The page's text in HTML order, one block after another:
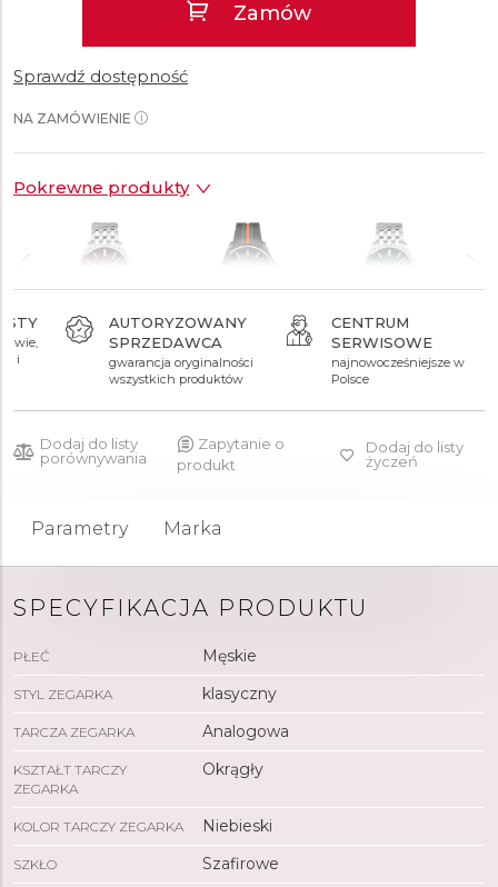
Zamów
Sprawdź dostępność
NA ZAMÓWIENIE
Pokrewne produkty
9 160 zł 9 160 zł 9 200 zł
AUTORYZOWANY
SPRZEDAWCA
gwarancja oryginalności
wszystkich produktów
CENTRUM
SERWISOWE
najnowocześniejsze w
Dodaj do listy
porównywania
Zapytanie o
produkt
Dodaj do listy
życzeń
Parametry Marka
SPECYFIKACJA PRODUKTU
PŁEĆ Męskie
STYL ZEGARKA klasyczny
TARCZA ZEGARKA Analogowa
KSZTAŁT TARCZY
ZEGARKA
Okrągły
KOLOR TARCZY ZEGARKA Niebieski
SZKŁO Szafirowe